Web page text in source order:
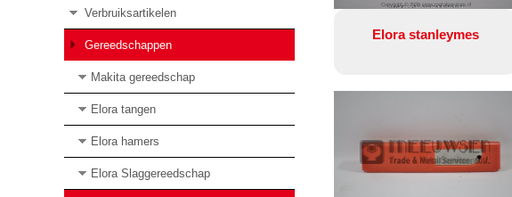
Verbruiksartikelen
Gereedschappen
Makita gereedschap
Elora tangen
Elora hamers
Elora Slaggereedschap
Copyright © 2026 www.metalservices.nl
Elora stanleymes